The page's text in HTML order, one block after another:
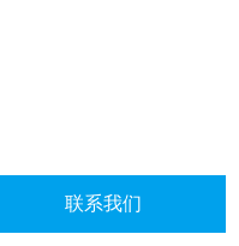
联系我们